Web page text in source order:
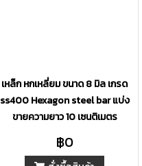
เหล็ก หกเหลี่ยม ขนาด 8 มิล เกรด
ss400 Hexagon steel bar แบ่ง
ขายความยาว 10 เซนติเมตร
฿0